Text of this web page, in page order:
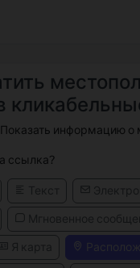
Показать информацию о
ссылка?
Текст
Мгновенное
Я карта